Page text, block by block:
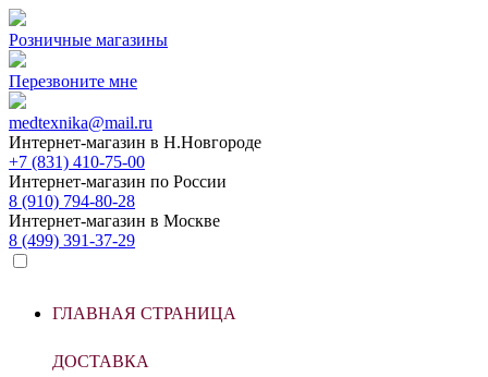
Розничные магазины
Перезвоните мне
medtexnika@mail.ru
Интернет-магазин в Н.Новгороде
+7 (831) 410-75-00
Интернет-магазин по России
8 (910) 794-80-28
Интернет-магазин в Москве
8 (499) 391-37-29
ГЛАВНАЯ СТРАНИЦА
ДОСТАВКА